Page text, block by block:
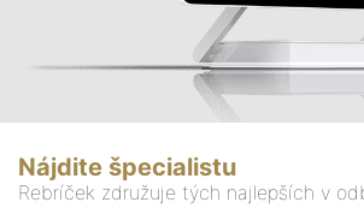
Nájdite špecialistu
Rebríček združuje tých najlepších v